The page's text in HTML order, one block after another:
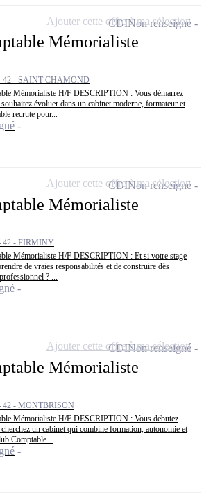
Mémorialiste
42 - SAINT-CHAMOND
Mémorialiste H/F DESCRIPTION : Vous démarrez
évoluer dans un cabinet moderne, formateur et
recrute pour...
CDINon renseigné
Ajouter cette offre à ma sélection
Mémorialiste
42 - FIRMINY
Mémorialiste H/F DESCRIPTION : Et si votre stage
de vraies responsabilités et de construire dès
? ...
CDINon renseigné
Ajouter cette offre à ma sélection
Mémorialiste
42 - MONTBRISON
Mémorialiste H/F DESCRIPTION : Vous débutez
un cabinet qui combine formation, autonomie et
Comptable...
CDINon renseigné
Ajouter cette offre à ma sélection